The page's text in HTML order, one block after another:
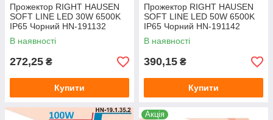
Прожектор RIGHT HAUSEN
SOFT LINE LED 30W 6500K
IP65 Чорний HN-191132
В наявності
272,25 ₴
Купити
Прожектор RIGHT HAUSEN
SOFT LINE LED 50W 6500K
IP65 Чорний HN-191142
В наявності
390,15 ₴
Купити
Акція